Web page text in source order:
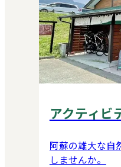
アクティビ
阿蘇の雄大な自
しませんか。